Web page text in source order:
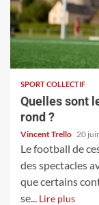
SPORT COLLECTIF
Quelles sont
rond ?
Vincent Trello 20
Le football de
des spectacles
que certains
se... Lire plus